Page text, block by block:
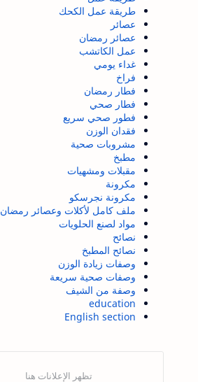
طريقة عمل الكحك
عصائر
عصائر رمضان
عمل الكاتشب
غداء يومي
فراخ
فطار رمضان
فطار صحي
فطور صحي سريع
فقدان الوزن
مشروبات صحية
مطبخ
مقبلات ومشهيات
مكرونة
مكرونة نجرسكو
ملف كامل لأكلات وعصائر رمضان
مواد لصنع الحلويات
نصائح
نصائح المطبخ
وصفات زيادة الوزن
وصفات صحية سريعة
وصفة من الشيف
education
English section